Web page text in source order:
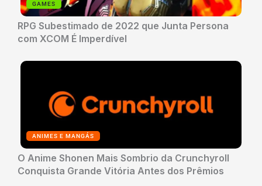
GAMES
RPG Subestimado de 2022 que Junta Persona
com XCOM É Imperdível
ANIMES E MANGÁS
O Anime Shonen Mais Sombrio da Crunchyroll
Conquista Grande Vitória Antes dos Prêmios